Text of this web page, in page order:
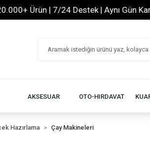
Ürün | 7/24 Destek | Aynı Gün Kargo
AKSESUAR OTO-HIRDAVAT
Hazırlama Çay Makineleri